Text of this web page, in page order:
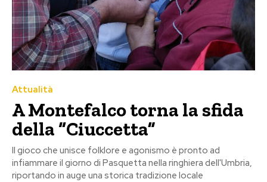
Attualità
A Montefalco torna la sfida
della “Ciuccetta”
Il gioco che unisce folklore e agonismo è pronto ad
infiammare il giorno di Pasquetta nella ringhiera dell'Umbria,
riportando in auge una storica tradizione locale